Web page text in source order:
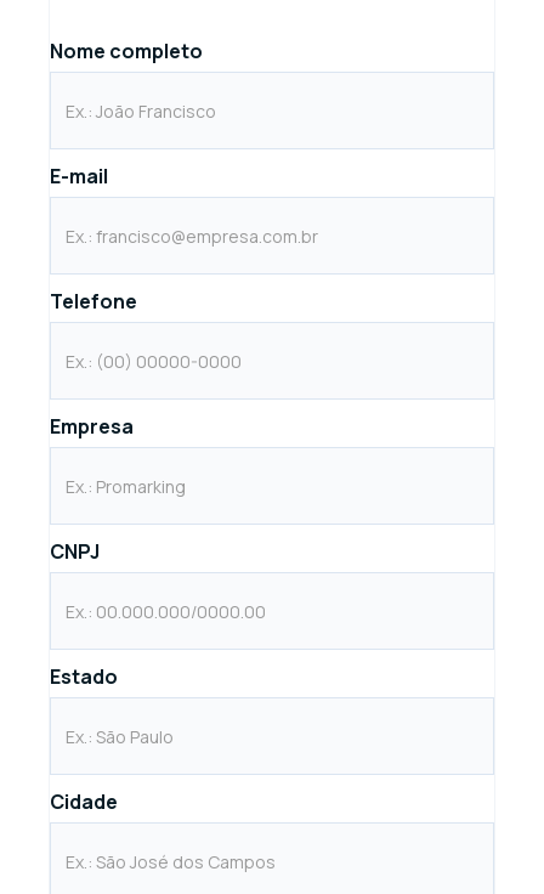
Nome completo
E-mail
Telefone
Empresa
CNPJ
Estado
Cidade